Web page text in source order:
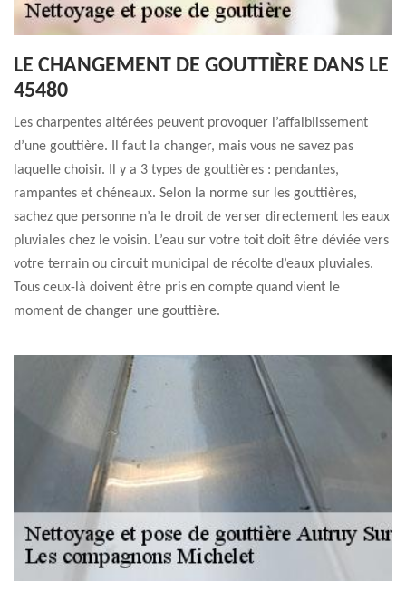
LE CHANGEMENT DE GOUTTIÈRE DANS LE
45480
Les charpentes altérées peuvent provoquer l’affaiblissement
d’une gouttière. Il faut la changer, mais vous ne savez pas
laquelle choisir. Il y a 3 types de gouttières : pendantes,
rampantes et chéneaux. Selon la norme sur les gouttières,
sachez que personne n’a le droit de verser directement les eaux
pluviales chez le voisin. L’eau sur votre toit doit être déviée vers
votre terrain ou circuit municipal de récolte d’eaux pluviales.
Tous ceux-là doivent être pris en compte quand vient le
moment de changer une gouttière.